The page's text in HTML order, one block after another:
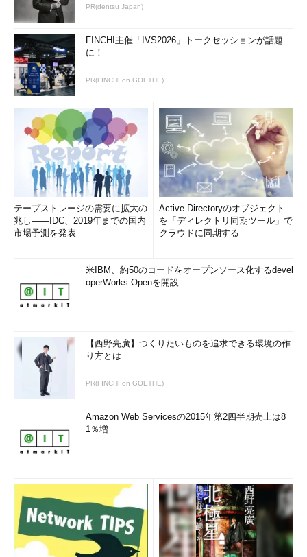
PR(dentsu Japan)
FINCHI主催「IVS2026」トークセッションが話題
に！
PR(FINCHI on GOETHE)
テープストレージの需要に拡大の
兆し――IDC、2019年までの国内
市場予測を発表
Active Directoryのオブジェクト
を「ディレクトリ同期ツール」で
クラウドに同期する
米IBM、約50のコードをオープンソース化するdevel
operWorks Openを開設
【西野亮廣】つくりたいものを追求できる環境の作
り方とは
PR(FINCHI on GOETHE)
Amazon Web Servicesの2015年第2四半期売上は8
1％増